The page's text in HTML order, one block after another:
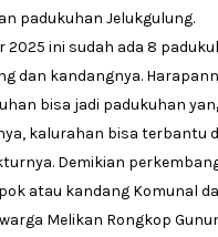
padukuhan Jelukgulung.
2025 ini sudah ada 8
dan kandangnya.
bisa jadi padukuhan
kalurahan bisa terbantu
Demikian
atau kandang Komunal
Melikan Rongkop